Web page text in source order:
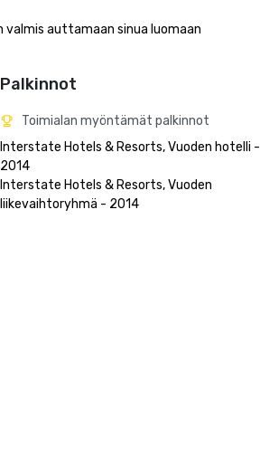
auttamaan sinua luomaan
Palkinnot
Toimialan myöntämät palkinnot
Interstate Hotels & Resorts, Vuoden hotelli -
2014
Interstate Hotels & Resorts, Vuoden